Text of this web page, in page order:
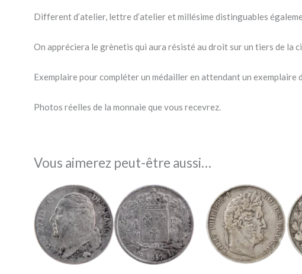
Different d’atelier, lettre d’atelier et millésime distinguables
On appréciera le grènetis qui aura résisté au droit sur un tiers de la
Exemplaire pour compléter un médailler en attendant un
Photos réelles de la monnaie que vous recevrez.
Vous aimerez peut-être aussi…